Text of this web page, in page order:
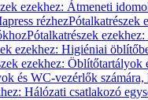
ezekhez: Átmeneti
rézhezPótalkatrészek
Pótalkatrészek
ezekhez: Higiéniai
ezekhez:
és WC-vezérlők számára,
Hálózati csatlakozó